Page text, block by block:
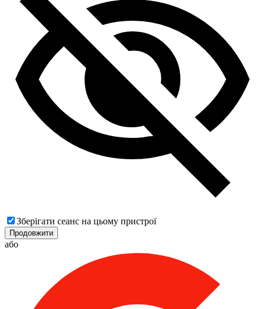
Зберігати сеанс на цьому пристрої
Продовжити
або